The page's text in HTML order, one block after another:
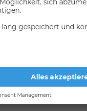
Atmosphäre zu
in der Nähe wie
und Jugendliche